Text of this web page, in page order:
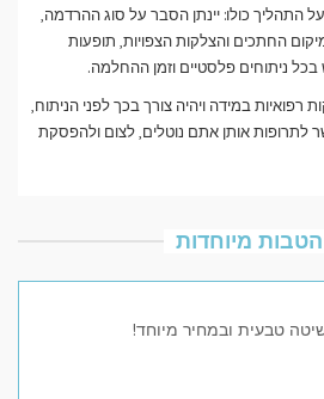
התהליך כולו: יינתן הסבר על סוג ההרדמה,
החתכים והצלקות הצפויות, תופעות
בכל ניתוחים פלסטיים וזמן ההחלמה.
רפואיות במידה ויהיה צורך בכך לפני הניתוח,
לתרופות אותן אתם נוטלים, לצום ולהפסקת
מיוחדות
טבעית ובמחיר מיוחד!